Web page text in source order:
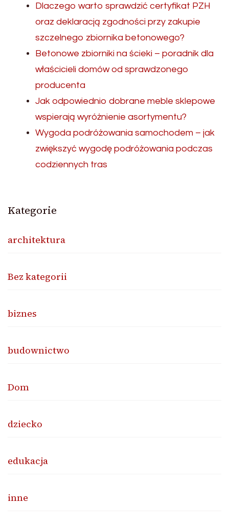
Dlaczego warto sprawdzić certyfikat PZH
oraz deklaracją zgodności przy zakupie
szczelnego zbiornika betonowego?
Betonowe zbiorniki na ścieki – poradnik dla
właścicieli domów od sprawdzonego
producenta
Jak odpowiednio dobrane meble sklepowe
wspierają wyróżnienie asortymentu?
Wygoda podróżowania samochodem – jak
zwiększyć wygodę podróżowania podczas
codziennych tras
Kategorie
architektura
Bez kategorii
biznes
budownictwo
Dom
dziecko
edukacja
inne